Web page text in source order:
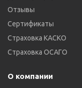
Отзывы
Сертификаты
Страховка КАСКО
Страховка ОСАГО
О компании